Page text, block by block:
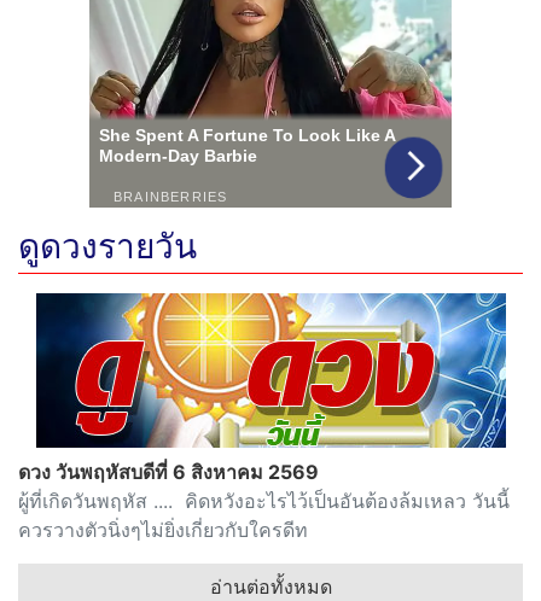
ดูดวงรายวัน
ดวง วันพฤหัสบดีที่ 6 สิงหาคม 2569
ผู้ที่เกิดวันพฤหัส .... คิดหวังอะไรไว้เป็นอันต้องล้มเหลว วันนี้
ควรวางตัวนิ่งๆไม่ยิ่งเกี่ยวกับใครดีท
อ่านต่อทั้งหมด